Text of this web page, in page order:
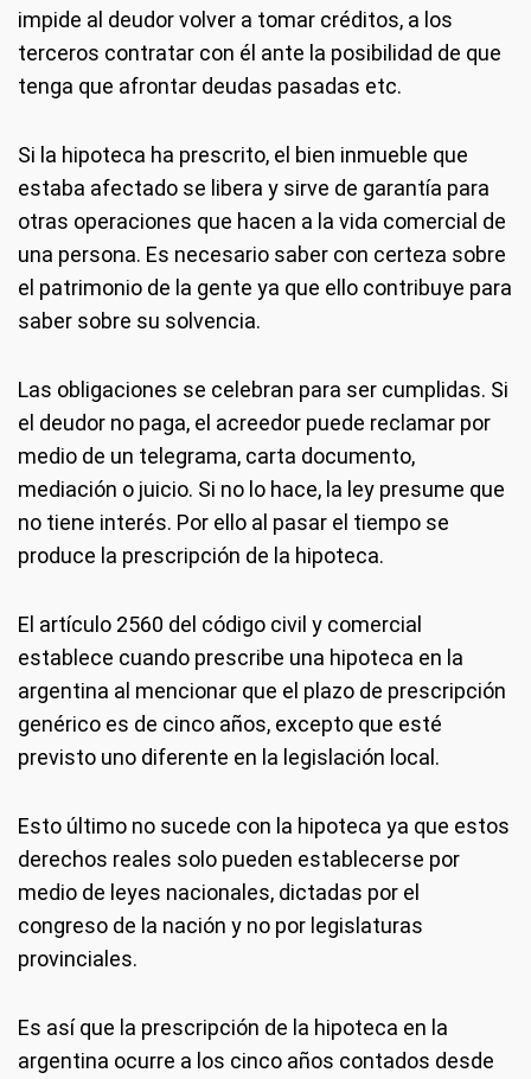
impide al deudor volver a tomar créditos, a los
terceros contratar con él ante la posibilidad de que
tenga que afrontar deudas pasadas etc.
Si la hipoteca ha prescrito, el bien inmueble que
estaba afectado se libera y sirve de garantía para
otras operaciones que hacen a la vida comercial de
una persona. Es necesario saber con certeza sobre
el patrimonio de la gente ya que ello contribuye para
saber sobre su solvencia.
Las obligaciones se celebran para ser cumplidas. Si
el deudor no paga, el acreedor puede reclamar por
medio de un telegrama, carta documento,
mediación o juicio. Si no lo hace, la ley presume que
no tiene interés. Por ello al pasar el tiempo se
produce la prescripción de la hipoteca.
El artículo 2560 del código civil y comercial
establece cuando prescribe una hipoteca en la
argentina al mencionar que el plazo de prescripción
genérico es de cinco años, excepto que esté
previsto uno diferente en la legislación local.
Esto último no sucede con la hipoteca ya que estos
derechos reales solo pueden establecerse por
medio de leyes nacionales, dictadas por el
congreso de la nación y no por legislaturas
provinciales.
Es así que la prescripción de la hipoteca en la
argentina ocurre a los cinco años contados desde